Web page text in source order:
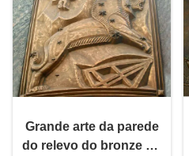
Grande arte da parede
do relevo do bronze do